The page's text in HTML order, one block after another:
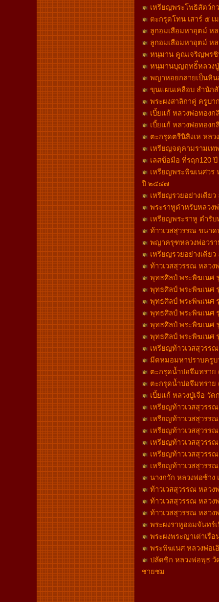
เหรียญพระโพธิสัตว์ก
ตะกรุดโทน เสาร์ ๕
ลูกอมเสือมหาอุตม์ ห
ลูกอมเสือมหาอุตม์ ห
หนุมาน คูณเจริญพรชิ
หนุมานบุญฤทธิืหลวงปู่
พญาหอยกลายเป็นหิน
ขุนแผนเคลือบ สำนัก
พระผงสาลิกาคู่ ครูบ
เบี้ยแก้ หลวงพ่อทองก
เบี้ยแก้ หลวงพ่อทองก
ตะกรุดตรีนิสิงเห หลว
เหรียญจตุคามรามเท
เลสข้อมือ ที่รฤก120
เหรียญพระพิฆเนศวร
ปี ๒๕๔๗
เหรียญรวยอย่างเดีย
พระราหูตำหรับหลวง
เหรียญพระราหู ตำรั
ท้าวเวสสุวรรณ ขนา
พญาครุฑหลวงพ่อวรา
เหรียญรวยอย่างเดีย
ท้าวเวสสุวรรณ หลวง
พุทธศิลป์ พระพิฆเนศ
พุทธศิลป์ พระพิฆเนศ
พุทธศิลป์ พระพิฆเนศ
พุทธศิลป์ พระพิฆเนศ
พุทธศิลป์ พระพิฆเนศ
พุทธศิลป์ พระพิฆเนศ
เหรียญท้าวเวสสุวร
มีดหมอมหาปราบครูบ
ตะกรุดน้ำบ่อจึมทรา
ตะกรุดน้ำบ่อจึมทรา
เบี้ยแก้ หลวงปู่เจือ วั
เหรียญท้าวเวสสุวรร
เหรียญท้าวเวสสุวรร
เหรียญท้าวเวสสุวรร
เหรียญท้าวเวสสุวรร
เหรียญท้าวเวสสุวรร
เหรียญท้าวเวสสุวรร
นางกวัก หลวงพ่อช้า
ท้าวเวสสุวรรณ หลวง
ท้าวเวสสุวรรณ หลวง
ท้าวเวสสุวรรณ หลวง
พระผงราหูออมจันทร์
พระผงพระญาเต่าเรื
พระพิฆเนศ หลวงพ่อเ
ปลัดขิก หลวงพ่อพุธ
ชายชม